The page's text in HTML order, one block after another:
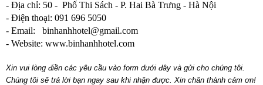
- Địa chỉ: 50 - Phố Thi Sách - P. Hai Bà Trưng - Hà Nội
- Điện thoại: 091 696 5050
- Email: binhanhhotel@gmail.com
- Website: www.binhanhhotel.com
Xin vui lòng điền các yêu cầu vào form dưới đây và gửi cho chúng tôi.
Chúng tôi sẽ trả lời bạn ngay sau khi nhận được. Xin chân thành cảm ơn!